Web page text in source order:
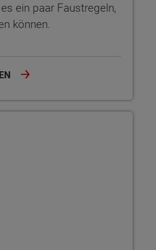
ein paar Faustregeln,
können.